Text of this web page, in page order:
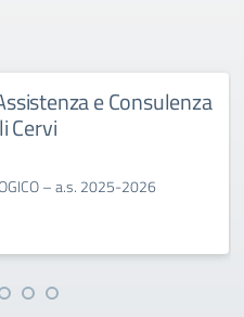
e Consulenza
Cervi
– a.s. 2025-2026